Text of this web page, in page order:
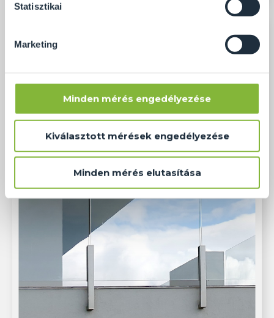
Statisztikai
Marketing
Minden mérés engedélyezése
Kiválasztott mérések engedélyezése
Minden mérés elutasítása